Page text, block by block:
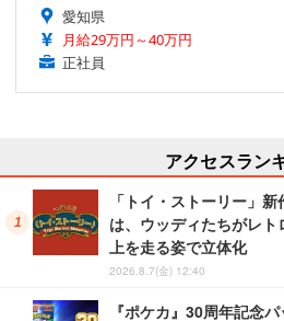
愛知県
月給29万円～40万円
正社員
アクセスラン
「トイ・ストーリー」
は、ウッディたちがレト
上を走る姿で立体化
2026.8.7(金) 12:40
『ポケカ』30周年記念